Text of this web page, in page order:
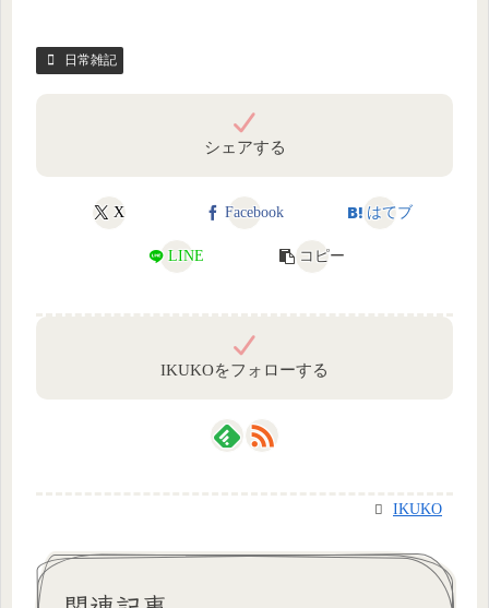
日常雑記
シェアする
X Facebook はてブ
LINE コピー
IKUKOをフォローする
IKUKO